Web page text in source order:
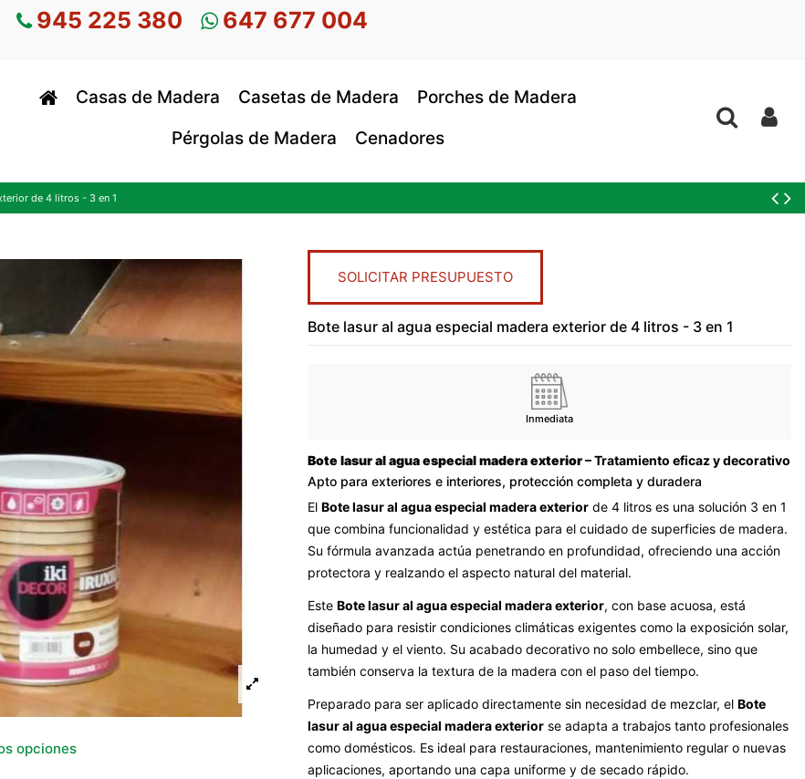
945 225 380 647 677 004
Casas de Madera Casetas de Madera
Porches de Madera
Pérgolas de Madera
Cenadores
de 4 litros - 3 en 1
opciones
SOLICITAR PRESUPUESTO
Bote lasur al agua especial madera exterior de 4 litros - 3 en 1
Inmediata
Bote lasur al agua especial madera exterior– Tratamiento eficaz y decorativo
Apto para exteriores e interiores, protección completa y duradera
El Bote lasur al agua especial madera exteriorde 4 litros es una solución 3 en 1
que combina funcionalidad y estética para el cuidado de superficies de madera.
Su fórmula avanzada actúa penetrando en profundidad, ofreciendo una acción
protectora y realzando el aspecto natural del material.
Este Bote lasur al agua especial madera exterior, con base acuosa, está
diseñado para resistir condiciones climáticas exigentes como la exposición solar,
la humedad y el viento. Su acabado decorativo no solo embellece, sino que
también conserva la textura de la madera con el paso del tiempo.
Preparado para ser aplicado directamente sin necesidad de mezclar, el Bote
lasur al agua especial madera exteriorse adapta a trabajos tanto profesionales
como domésticos. Es ideal para restauraciones, mantenimiento regular o nuevas
aplicaciones, aportando una capa uniforme y de secado rápido.